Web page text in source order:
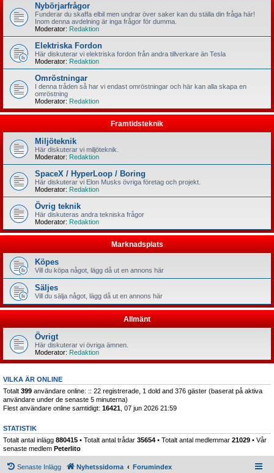
Nybörjarfrågor
Funderar du skaffa elbil men undrar över saker kan du ställa din fråga här!
Inom denna avdelning är inga frågor för dumma.
Moderator: Redaktion
Elektriska Fordon
Här diskuterar vi elektriska fordon från andra tillverkare än Tesla
Moderator: Redaktion
Omröstningar
I denna tråden så har vi endast omröstningar och här kan alla skapa en
omröstning
Moderator: Redaktion
Framtidsteknik
Miljöteknik
Här diskuterar vi miljöteknik.
Moderator: Redaktion
SpaceX / HyperLoop / Boring
Här diskuterar vi Elon Musks övriga företag och projekt.
Moderator: Redaktion
Övrig teknik
Här diskuteras andra tekniska frågor
Moderator: Redaktion
Marknadsplats
Köpes
Vill du köpa något, lägg då ut en annons här
Säljes
Vill du sälja något, lägg då ut en annons här
Allmänt
Övrigt
Här diskuterar vi övriga ämnen.
Moderator: Redaktion
VILKA ÄR ONLINE
Totalt 399 användare online: :: 22 registrerade, 1 dold and 376 gäster (baserat på aktiva
användare under de senaste 5 minuterna)
Flest användare online samtidigt: 16421 , 07 jun 2026 21:59
STATISTIK
Totalt antal inlägg 880415 • Totalt antal trådar 35654 • Totalt antal medlemmar 21029 • Vår
senaste medlem Peterlito
Senaste Inlägg Nyhetssidorna Forumindex